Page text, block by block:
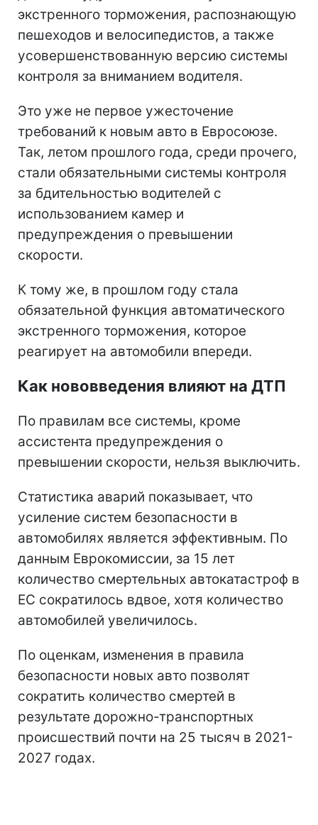
экстренного торможения, распознающую
пешеходов и велосипедистов, а также
усовершенствованную версию системы
контроля за вниманием водителя.
Это уже не первое ужесточение
требований к новым авто в Евросоюзе.
Так, летом прошлого года, среди прочего,
стали обязательными системы контроля
за бдительностью водителей с
использованием камер и
предупреждения о превышении
скорости.
К тому же, в прошлом году стала
обязательной функция автоматического
экстренного торможения, которое
реагирует на автомобили впереди.
Как нововведения влияют на ДТП
По правилам все системы, кроме
ассистента предупреждения о
превышении скорости, нельзя выключить.
Статистика аварий показывает, что
усиление систем безопасности в
автомобилях является эффективным. По
данным Еврокомиссии, за 15 лет
количество смертельных автокатастроф в
ЕС сократилось вдвое, хотя количество
автомобилей увеличилось.
По оценкам, изменения в правила
безопасности новых авто позволят
сократить количество смертей в
результате дорожно-транспортных
происшествий почти на 25 тысяч в 2021-
2027 годах.